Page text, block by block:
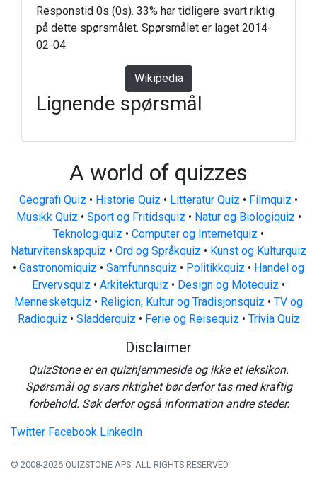
Responstid 0s (0s). 33% har tidligere svart riktig
på dette spørsmålet. Spørsmålet er laget 2014-
02-04.
Wikipedia
Lignende spørsmål
A world of quizzes
Geografi Quiz • Historie Quiz • Litteratur Quiz • Filmquiz •
Musikk Quiz • Sport og Fritidsquiz • Natur og Biologiquiz •
Teknologiquiz • Computer og Internetquiz •
Naturvitenskapquiz • Ord og Språkquiz • Kunst og Kulturquiz
• Gastronomiquiz • Samfunnsquiz • Politikkquiz • Handel og
Ervervsquiz • Arkitekturquiz • Design og Motequiz •
Mennesketquiz • Religion, Kultur og Tradisjonsquiz • TV og
Radioquiz • Sladderquiz • Ferie og Reisequiz • Trivia Quiz
Disclaimer
QuizStone er en quizhjemmeside og ikke et leksikon.
Spørsmål og svars riktighet bør derfor tas med kraftig
forbehold. Søk derfor også information andre steder.
Twitter Facebook LinkedIn
© 2008-2026 QUIZSTONE APS. ALL RIGHTS RESERVED.